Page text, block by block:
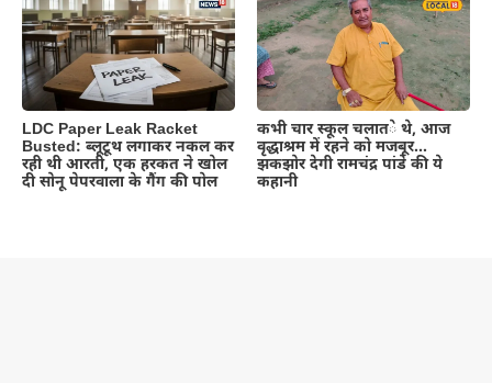
LDC Paper Leak Racket
Busted: ब्लूटूथ लगाकर नकल कर
रही थी आरती, एक हरकत ने खोल
दी सोनू पेपरवाला के गैंग की पोल
कभी चार स्कूल चलाते थे, आज
वृद्धाश्रम में रहने को मजबूर…
झकझोर देगी रामचंद्र पांडे की ये
कहानी